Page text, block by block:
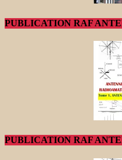
PUBLICATION RAF
PUBLICATION RAF